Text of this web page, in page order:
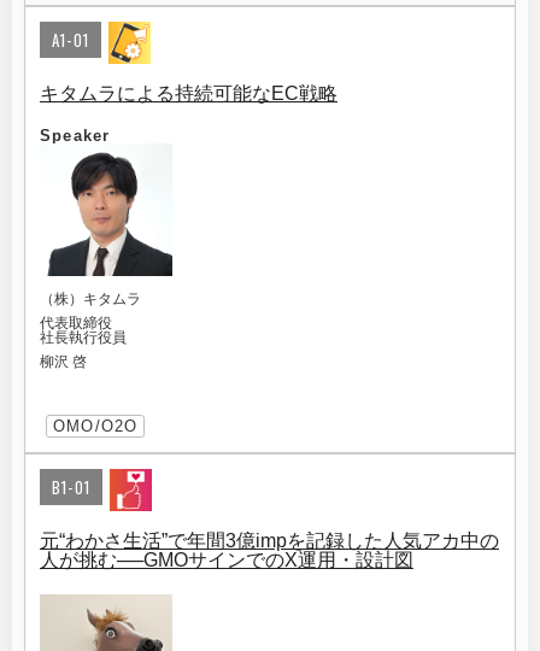
A1-01
キタムラによる持続可能なEC戦略
Speaker
（株）キタムラ
代表取締役
社長執行役員
柳沢 啓
OMO/O2O
B1-01
元“わかさ生活”で年間3億impを記録した人気アカ中の
人が挑む──GMOサインでのX運用・設計図